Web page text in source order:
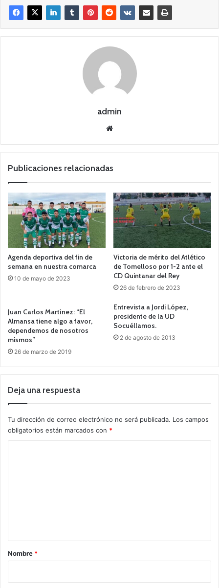
admin
we
Publicaciones relacionadas
Agenda deportiva del fin de
semana en nuestra comarca
10 de mayo de 2023
Victoria de mérito del Atlético
de Tomelloso por 1-2 ante el
CD Quintanar del Rey
26 de febrero de 2023
Juan Carlos Martínez: “El
Almansa tiene algo a favor,
dependemos de nosotros
mismos”
26 de marzo de 2019
Entrevista a Jordi López,
presidente de la UD
Socuéllamos.
2 de agosto de 2013
Deja una respuesta
Tu dirección de correo electrónico no será publicada. Los campos
obligatorios están marcados con *
rNombre *